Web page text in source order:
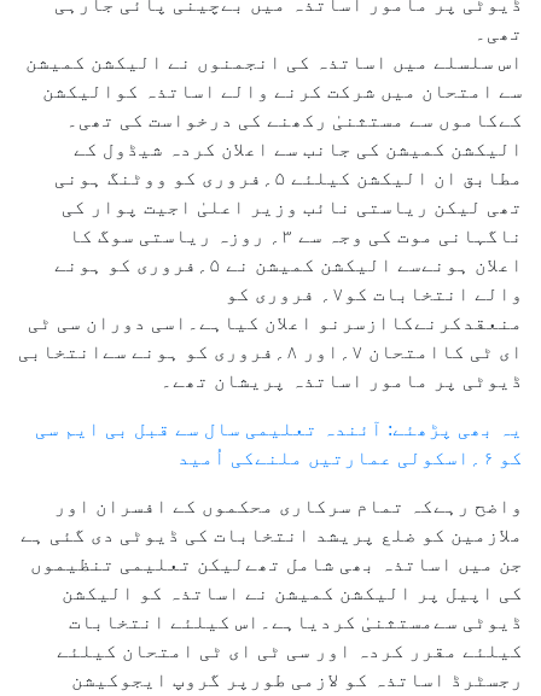
تھی۔
اس سلسلے میں اساتذہ کی انجمنوں نے الیکشن کمیشن
سے امتحان میں شرکت کرنے والے اساتذہ کوالیکشن
کےکاموں سے مستثنیٰ رکھنے کی درخواست کی تھی۔
الیکشن کمیشن کی جانب سے اعلان کردہ شیڈول کے
مطابق ان الیکشن کیلئے ۵؍فروری کو ووٹنگ ہونی
تھی لیکن ریاستی نائب وزیر اعلیٰ اجیت پوار کی
ناگہانی موت کی وجہ سے ۳؍ روزہ ریاستی سوگ کا
اعلان ہونےسے الیکشن کمیشن نے ۵؍فروری کو ہونے
والے انتخابات کو۷؍ فروری کو
منعقدکرنےکاازسرنو اعلان کیاہے۔اسی دوران سی ٹی
ای ٹی کاامتحان ۷؍اور ۸؍فروری کو ہونے سےانتخابی
ڈیوٹی پر مامور اساتذہ پریشان تھے۔
یہ بھی پڑھئے: آئندہ تعلیمی سال سے قبل بی ایم سی
کو ۶؍اسکولی عمارتیں ملنےکی اُمید
واضح رہےکہ تمام سرکاری محکموں کے افسران اور
ملازمین کو ضلع پریشد انتخابات کی ڈیوٹی دی گئی ہے
جن میں اساتذہ بھی شامل تھےلیکن تعلیمی تنظیموں
کی اپیل پر الیکشن کمیشن نے اساتذہ کو الیکشن
ڈیوٹی سےمستثنیٰ کردیاہے۔اس کیلئے انتخابات
کیلئے مقرر کردہ اور سی ٹی ای ٹی امتحان کیلئے
رجسٹرڈ اساتذہ کو لازمی طورپر گروپ ایجوکیشن